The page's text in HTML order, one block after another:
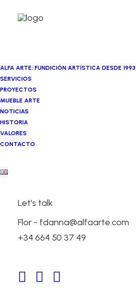
ALFA ARTE: FUNDICIÓN ARTÍSTICA DESDE 1993
SERVICIOS
PROYECTOS
MUEBLE ARTE
NOTICIAS
HISTORIA
VALORES
CONTACTO
Let's talk
Flor - fdanna@alfaarte.com
+34 664 50 37 49
Lucía Bayón
GALERÍA BELMONTE, ARCO